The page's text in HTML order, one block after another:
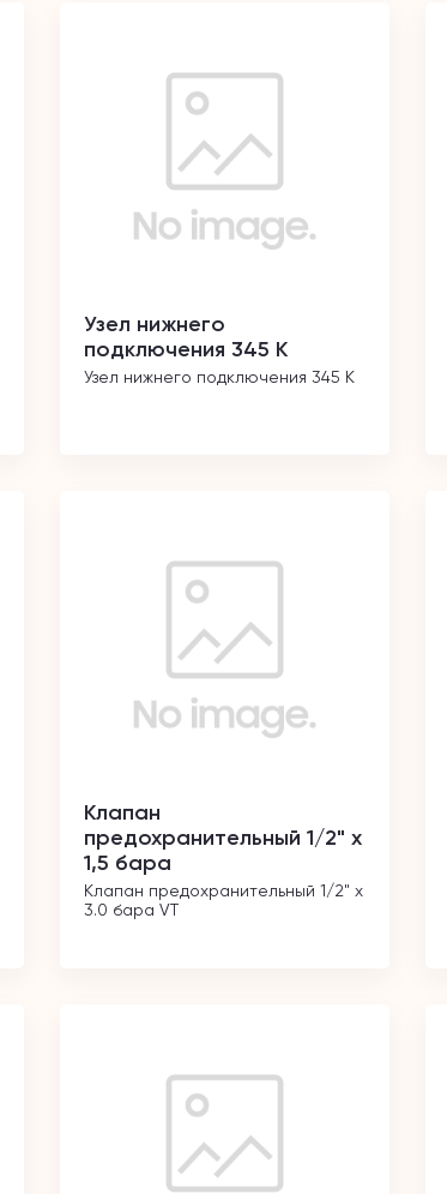
Узел нижнего
подключения 345 K
Узел нижнего подключения 345 K
Клапан
предохранительный 1/2" х
1,5 бара
Клапан предохранительный 1/2" х
3.0 бара VT